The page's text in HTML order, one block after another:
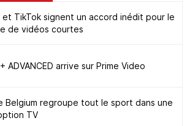
et TikTok signent un accord inédit pour le
de vidéos courtes
ADVANCED arrive sur Prime Video
Belgium regroupe tout le sport dans une
TV